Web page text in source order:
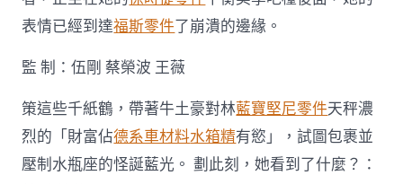
表情已經到達福斯零件了崩潰的邊緣。
監 制：伍剛 蔡榮波 王薇
策這些千紙鶴，帶著牛土豪對林藍寶堅尼零件天秤濃
烈的「財富佔德系車材料水箱精有慾」，試圖包裹並
壓制水瓶座的怪誕藍光。 劃此刻，她看到了什麼？：